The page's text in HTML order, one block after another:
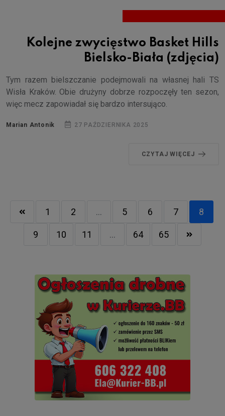
Kolejne zwycięstwo Basket Hills
Bielsko-Biała (zdjęcia)
Tym razem bielszczanie podejmowali na własnej hali TS
Wisła Kraków. Obie drużyny dobrze rozpoczęły ten sezon,
więc mecz zapowiadał się bardzo intersująco.
Marian Antonik 27 PAŹDZIERNIKA 2025
CZYTAJ WIĘCEJ
1 2 ... 5 6 7 8
9 10 11 ... 64 65